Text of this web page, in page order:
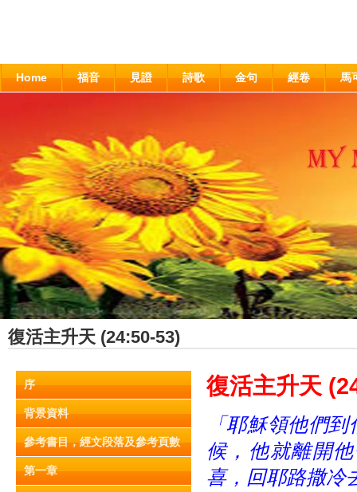
Home 福音 見證 詩歌 金句 經卷 馬
復活主升天 (24:50-53)
序
背景資料
參考書目，經文段落及參考頁數
第一章
復活主升天
「耶穌領他們
候，他就離開
喜，回耶路撒冷